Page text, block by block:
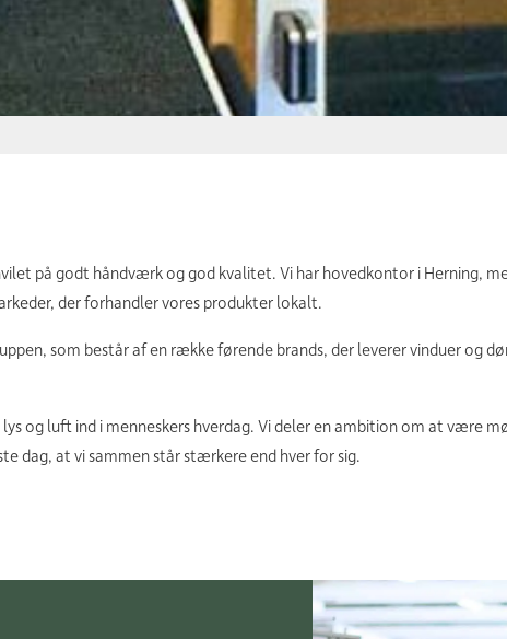
på godt håndværk og god kvalitet. Vi har hovedkontor i Herning,
der forhandler vores produkter lokalt.
som består af en række førende brands, der leverer vinduer og
og luft ind i menneskers hverdag. Vi deler en ambition om at være
dag, at vi sammen står stærkere end hver for sig.